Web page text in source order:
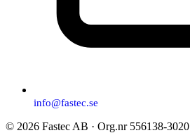
info@fastec.se
© 2026 Fastec AB · Org.nr 556138-3020